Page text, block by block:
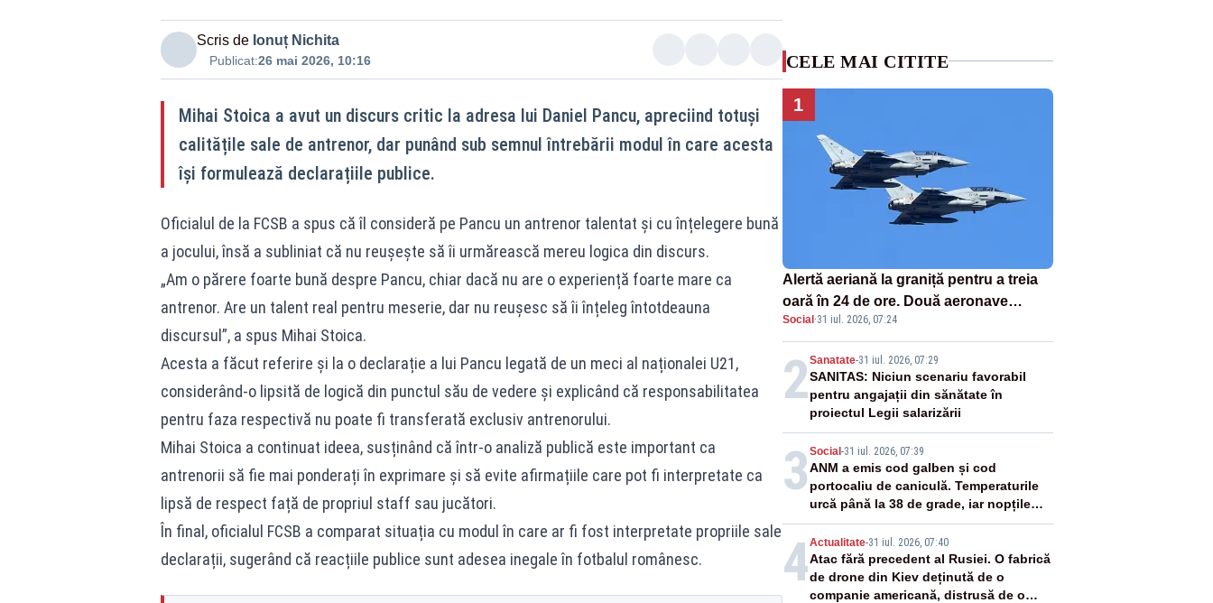
Scris de Ionuț Nichita
Publicat:26 mai 2026, 10:16
Mihai Stoica a avut un discurs critic la adresa lui Daniel Pancu, apreciind totuși
calitățile sale de antrenor, dar punând sub semnul întrebării modul în care acesta
își formulează declarațiile publice.
Oficialul de la FCSB a spus că îl consideră pe Pancu un antrenor talentat și cu înțelegere bună
a jocului, însă a subliniat că nu reușește să îi urmărească mereu logica din discurs.
„Am o părere foarte bună despre Pancu, chiar dacă nu are o experiență foarte mare ca
antrenor. Are un talent real pentru meserie, dar nu reușesc să îi înțeleg întotdeauna
discursul”, a spus Mihai Stoica.
Acesta a făcut referire și la o declarație a lui Pancu legată de un meci al naționalei U21,
considerând-o lipsită de logică din punctul său de vedere și explicând că responsabilitatea
pentru faza respectivă nu poate fi transferată exclusiv antrenorului.
Mihai Stoica a continuat ideea, susținând că într-o analiză publică este important ca
antrenorii să fie mai ponderați în exprimare și să evite afirmațiile care pot fi interpretate ca
lipsă de respect față de propriul staff sau jucători.
În final, oficialul FCSB a comparat situația cu modul în care ar fi fost interpretate propriile sale
declarații, sugerând că reacțiile publice sunt adesea inegale în fotbalul românesc.
CELE MAI CITITE
1
Alertă aeriană la graniță pentru a treia
oară în 24 de ore. Două aeronave
Eurofighter britanice au fost ridicate de
la sol
Social·31 iul. 2026, 07:24
2Sanatate-31 iul. 2026, 07:29
SANITAS: Niciun scenariu favorabil
pentru angajații din sănătate în
proiectul Legii salarizării
3 Social-31 iul. 2026, 07:39
ANM a emis cod galben și cod
portocaliu de caniculă. Temperaturile
urcă până la 38 de grade, iar nopțile
devin tropicale
4Actualitate-31 iul. 2026, 07:40
Atac fără precedent al Rusiei. O fabrică
de drone din Kiev deținută de o
companie americană, distrusă de o